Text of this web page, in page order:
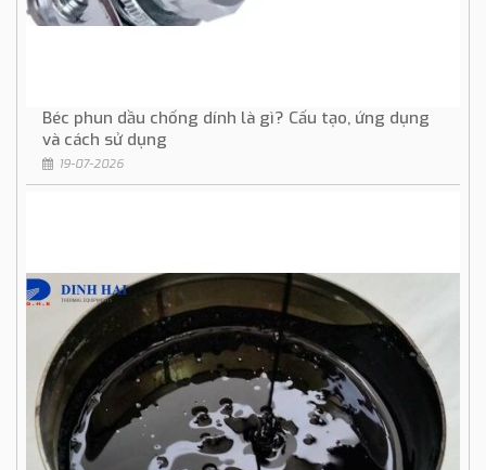
Béc phun dầu chống dính là gì? Cấu tạo, ứng dụng
và cách sử dụng
19-07-2026